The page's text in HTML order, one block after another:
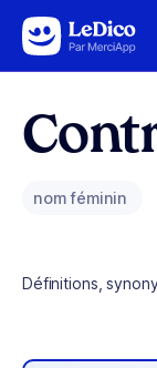
Aller au contenu
nom féminin
Définitions,